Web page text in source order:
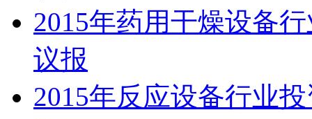
2015年药用干燥设备
议报
2015年反应设备行业